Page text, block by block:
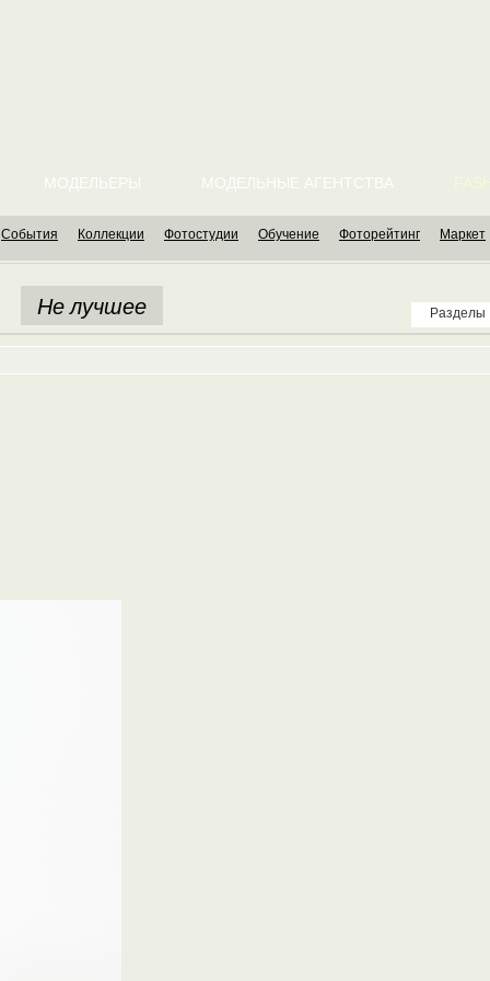
МОДЕЛЬЕРЫ МОДЕЛЬНЫЕ АГЕНТСТВА
События Коллекции Фотостудии Обучение Фоторейтинг Маркет
Разделы
Не лучшее